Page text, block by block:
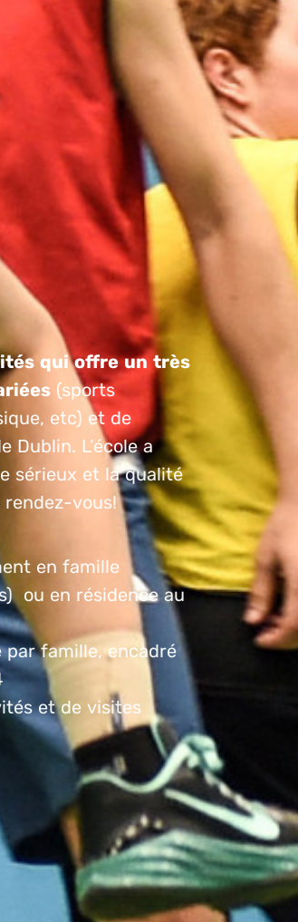
qui offre un très
(sports
etc) et de
Dublin. L’école a
sérieux et la qualité
vous!
en famille
ou en résidence au
par famille, encadré
et de visites